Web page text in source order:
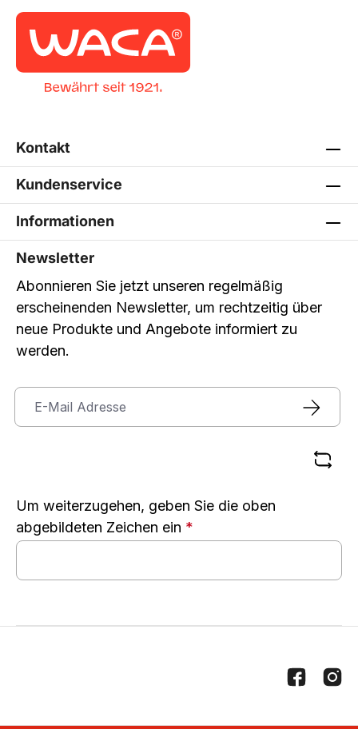
Kontakt
Kundenservice
Informationen
Newsletter
Abonnieren Sie jetzt unseren regelmäßig
erscheinenden Newsletter, um rechtzeitig über
neue Produkte und Angebote informiert zu
werden.
Um weiterzugehen, geben Sie die oben
abgebildeten Zeichen ein *